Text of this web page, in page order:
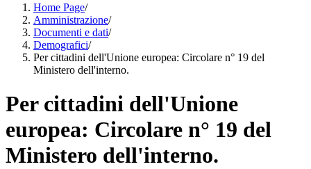
Home Page/
Amministrazione/
Documenti e dati/
Demografici/
Per cittadini dell'Unione europea: Circolare n° 19 del
Ministero dell'interno.
Per cittadini dell'Unione
europea: Circolare n° 19 del
Ministero dell'interno.